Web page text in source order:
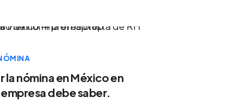
nómina en México en
debe saber.